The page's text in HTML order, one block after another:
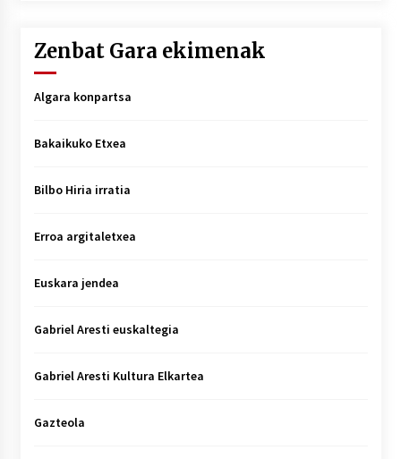
Zenbat Gara ekimenak
Algara konpartsa
Bakaikuko Etxea
Bilbo Hiria irratia
Erroa argitaletxea
Euskara jendea
Gabriel Aresti euskaltegia
Gabriel Aresti Kultura Elkartea
Gazteola